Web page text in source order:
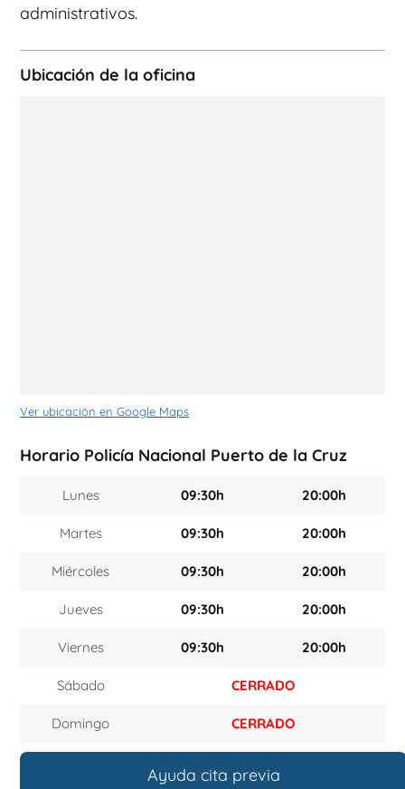
administrativos.
Ubicación de la oficina
Ver ubicación en Google Maps
Horario Policía Nacional Puerto de la Cruz
Lunes 09:30h 20:00h
Martes 09:30h 20:00h
Miércoles 09:30h 20:00h
Jueves 09:30h 20:00h
Viernes 09:30h 20:00h
Sábado CERRADO
Domingo CERRADO
Ayuda cita previa